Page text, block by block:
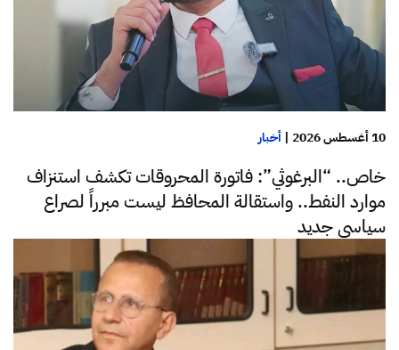
10 أغسطس 2026 | أخبار
خاص.. “البرغوثي”: فاتورة المحروقات تكشف استنزاف
موارد النفط.. واستقالة المحافظ ليست مبرراً لصراع
سياسي جديد